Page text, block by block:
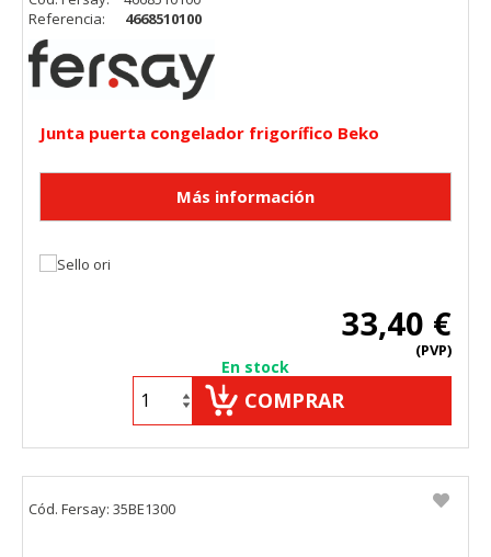
Junta puerta congelador frigorífico Beko
33,40 €
(PVP)
En stock
COMPRAR
Referencia:
4668510100
Cód. Fersay: 35BE1300
Cookies Utilizadas:
_gid, _evPromtCookies
Estas cookies pueden ser establecidas a través de nuestro
intereses y mostrarle anuncios relevantes en otros sitios.
No almacenan directamente información personal, sino
dispositivo de Internet.
_evAd, _evCoupon, _evSubscription, _evPromt
GUARDAR CONFIGURACIÓN
"Configuración de cookies" al pie de la página. También puedes
consultar nuestra